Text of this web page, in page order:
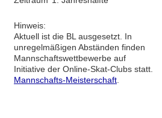
Hinweis:
Aktuell ist die BL ausgesetzt. In
unregelmäßigen Abständen finden
Mannschaftswettbewerbe auf
Initiative der Online-Skat-Clubs statt.
Mannschafts-Meisterschaft